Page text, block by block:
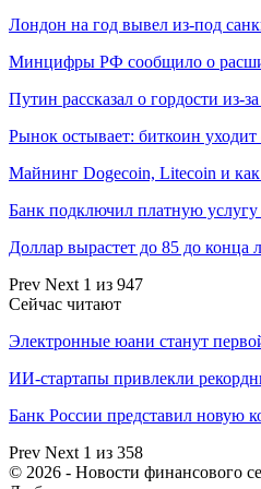
Лондон на год вывел из-под
Минцифры РФ сообщило о
Путин рассказал о гордости из-
Рынок остывает: биткоин
Майнинг Dogecoin, Litecoin и
Банк подключил платную услугу
Доллар вырастет до 85 до
Prev Next 1 из 947
Сейчас читают
Электронные юани станут
ИИ-стартапы привлекли
Банк России представил новую
Prev Next 1 из 358
© 2026 - Новости финансового